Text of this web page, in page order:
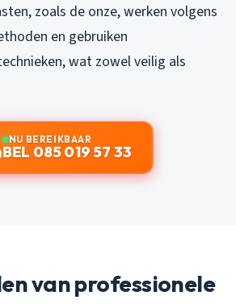
zoals de onze, werken volgens
en gebruiken
wat zowel veilig als
NU BEREIKBAAR
BEL 085 019 57 33
van professionele